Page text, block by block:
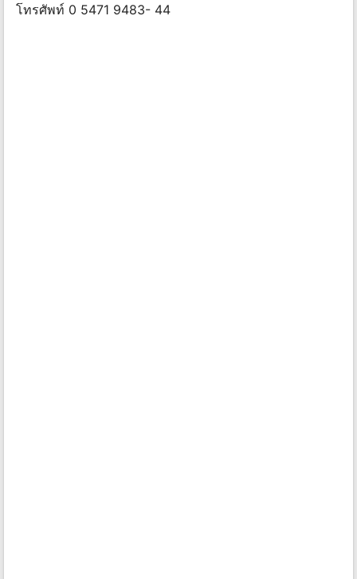
โทรศัพท์ 0 5471 9483- 44